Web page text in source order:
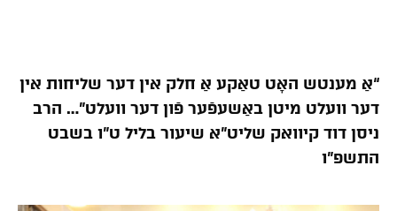
“אַ מענטש האָט טאַקע אַ חלק אין דער שליחות אין
דער וועלט מיטן באַשעפֿער פֿון דער וועלט”… הרב
ניסן דוד קיוואק שליט”א שיעור בליל ט”ו בשבט
התשפ”ו